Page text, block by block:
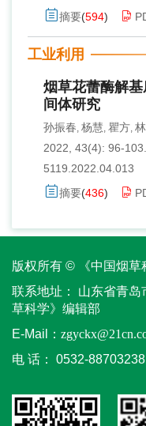
摘要(594)
工业利用
烟草花蕾酶解
间体研究
孙振春, 杨慧, 瞿方,
2022, 43(4): 96-103.
5119.2022.04.013
摘要(436)
版权所有 © 《中国烟草
联系地址：
山东省青岛
草科学》编辑部
E-Mail：
电 话：
0532-88703238